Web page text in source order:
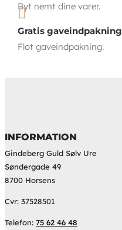
Byt nemt dine varer.

Gratis gaveindpakning
Flot gaveindpakning.
INFORMATION
Gindeberg Guld Sølv Ure
Søndergade 49
8700 Horsens
Cvr: 37528501
Telefon: 75 62 46 48